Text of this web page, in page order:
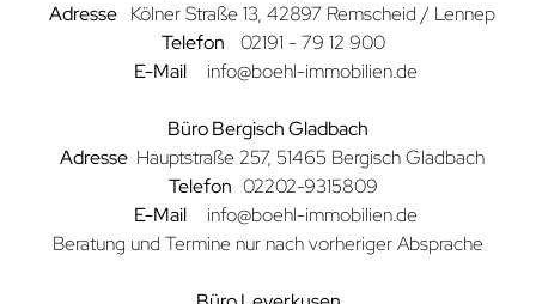
Adresse Kölner Straße 13, 42897 Remscheid / Lennep
Telefon
02191 - 79 12 900
E-Mail
info@boehl-immobilien.de
Büro Bergisch Gladbach
Adresse Hauptstraße 257, 51465 Bergisch Gladbach
Telefon 02202-9315809
E-Mail
info@boehl-immobilien.de
Beratung und Termine nur nach vorheriger Absprache